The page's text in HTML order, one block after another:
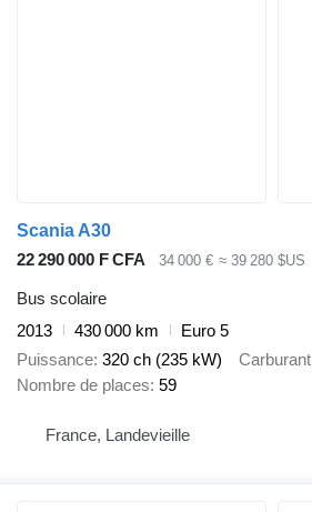
Scania A30
22 290 000 F CFA
34 000 € ≈ 39 280 $US
Bus scolaire
2013
430 000 km
Euro 5
Puissance 320 ch (235 kW) Carburant
Nombre de places 59
France, Landevieille